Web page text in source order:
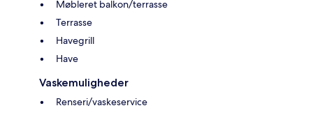
Møbleret balkon/terrasse
Terrasse
Havegrill
Have
Vaskemuligheder
Renseri/vaskeservice